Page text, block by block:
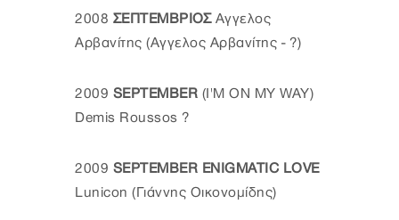
2008 ΣΕΠΤΕΜΒΡΙΟΣΑγγελος
Αρβανίτης (Αγγελος Αρβανίτης - ?)
2009 SEPTEMBER (I'M ON MY WAY)
Demis Roussos ?
2009 SEPTEMBER ENIGMATIC LOVE
Lunicon (Γιάννης Οικονομίδης)